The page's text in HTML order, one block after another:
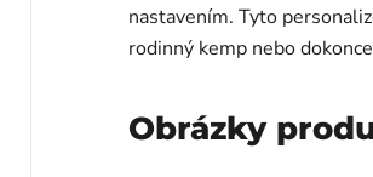
nastavením. Tyto
rodinný kemp nebo
Obrázky